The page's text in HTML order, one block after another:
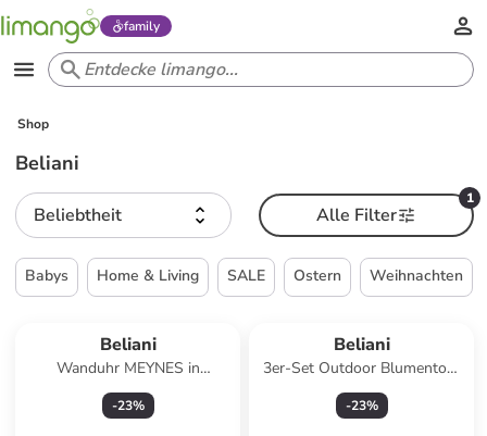
family
Shop
Beliani
Beliebtheit
1
Alle Filter
Babys Home & Living SALE Ostern Weihnachten
Beliani
Wanduhr MEYNES in
Braun/Schwarz - (W) 46 x (H)
60 x (L) 0.5 cm
-23%
Beliani
3er-Set Outdoor Blumentopf
PENDULA in Braun
-23%